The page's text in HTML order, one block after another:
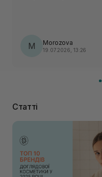
M Morozova
19.07.2026, 13:26
Статті